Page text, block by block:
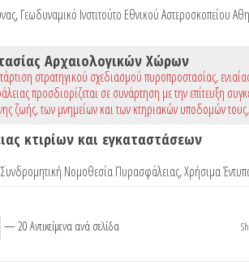
,Γεωδυναμικό Ινστιτούτο Εθνικού Αστεροσκοπείου
Αρχαιολογικών Χώρων
στρατηγικού σχεδιασμού πυροπροστασίας,
προσδιορίζεται σε συνάρτηση με την επίτευξη
ζωής, των μνημείων και των κτηριακών υποδομών
κτιρίων και εγκαταστάσεων
Συνδρομητική Νομοθεσία Πυρασφάλειας,Χρήσιμα
— 20 Αντικείμενα ανά σελίδα